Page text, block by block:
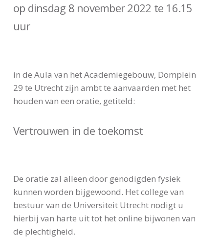
op dinsdag 8 november 2022 te 16.15
uur
in de Aula van het Academiegebouw, Domplein
29 te Utrecht zijn ambt te aanvaarden met het
houden van een oratie, getiteld:
Vertrouwen in de toekomst
De oratie zal alleen door genodigden fysiek
kunnen worden bijgewoond. Het college van
bestuur van de Universiteit Utrecht nodigt u
hierbij van harte uit tot het online bijwonen van
de plechtigheid.